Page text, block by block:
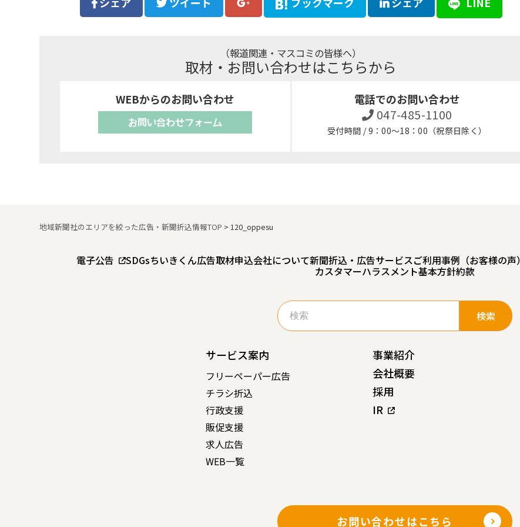
（報道関連・マスコミの皆様へ）
取材・お問い合わせはこちらから
WEBからのお問い合わせ
お問い合わせフォーム
電話でのお問い合わせ
047-485-1100
受付時間 / 9：00～18：00（祝祭日除く）
地域新聞社のエリアを絞った広告・新聞折込情報TOP > 120_oppesu
電子公告 SDGsちいきくん広告取材申込会社について新聞折込・広告サービスご利用事例（お客様の声）
カスタマーハラスメント基本方針約款
検
索:
サービス案内
フリーペーパー広告
チラシ折込
行政支援
販促支援
求人広告
WEB一覧
事業紹介
会社概要
採用
IR
お問い合わせはこちら